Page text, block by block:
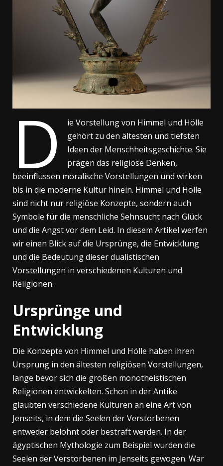
D
ie Vorstellung von Himmel und Hölle
gehört zu den ältesten und tiefsten
Ideen der Menschheitsgeschichte. Sie
prägen das religiöse Denken,
beeinflussen moralische Vorstellungen und wirken
bis in die moderne Kultur hinein. Himmel und Hölle
sind nicht nur religiöse Konzepte, sondern auch
Symbole für die menschliche Sehnsucht nach Glück
und die Angst vor dem Leid. In diesem Artikel werfen
wir einen Blick auf die Ursprünge, die Entwicklung
und die Bedeutung dieser dualistischen
Vorstellungen in verschiedenen Kulturen und
Religionen.
Ursprünge und
Entwicklung
Die Konzepte von Himmel und Hölle haben ihren
Ursprung in den ältesten religiösen Vorstellungen,
lange bevor sich die großen monotheistischen
Religionen entwickelten. Schon in der Antike
glaubten verschiedene Kulturen an eine Art von
Jenseits, in dem die Seelen der Verstorbenen
entweder belohnt oder bestraft werden. In der
ägyptischen Mythologie zum Beispiel wurden die
Seelen der Verstorbenen im Jenseits gewogen. War